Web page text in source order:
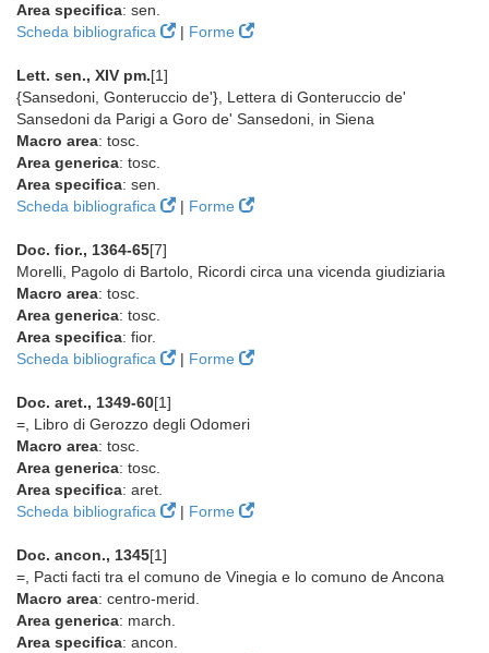
Area specifica: sen.
Scheda bibliografica
| Forme
Lett. sen., XIV pm.[1]
{Sansedoni, Gonteruccio de'}, Lettera di Gonteruccio de'
Sansedoni da Parigi a Goro de' Sansedoni, in Siena
Macro area: tosc.
Area generica: tosc.
Area specifica: sen.
Scheda bibliografica
| Forme
Doc. fior., 1364-65[7]
Morelli, Pagolo di Bartolo, Ricordi circa una vicenda giudiziaria
Macro area: tosc.
Area generica: tosc.
Area specifica: fior.
Scheda bibliografica
| Forme
Doc. aret., 1349-60[1]
=, Libro di Gerozzo degli Odomeri
Macro area: tosc.
Area generica: tosc.
Area specifica: aret.
Scheda bibliografica
| Forme
Doc. ancon., 1345[1]
=, Pacti facti tra el comuno de Vinegia e lo comuno de Ancona
Macro area: centro-merid.
Area generica: march.
Area specifica: ancon.